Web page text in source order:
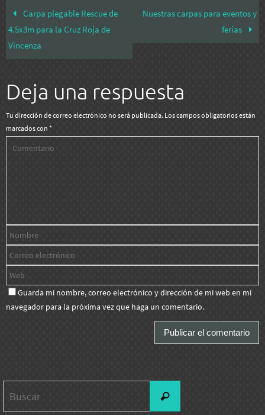
Carpa plegable Rescue de
4.5x3m para la Cruz Roja de
Vincenza
Nuestras carpas para eventos y
ferias
Deja una respuesta
Tu dirección de correo electrónico no será publicada. Los campos obligatorios están
marcados con *
Guarda mi nombre, correo electrónico y dirección de mi web en mi
navegador para la próxima vez que haga un comentario.
Buscar